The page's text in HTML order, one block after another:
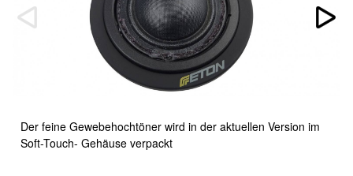
Der feine Gewebehochtöner wird in der aktuellen Version im
Soft-Touch- Gehäuse verpackt